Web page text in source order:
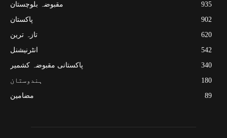
مقبوضہ بلوچستان
935
پاکستان
902
تازہ ترین
620
انٹرنیشنل
542
پاکستانی مقبوضہ کشمیر
340
ہندوستان
180
مضامین
89